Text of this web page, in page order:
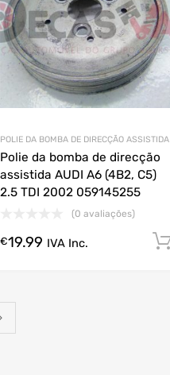
Agora!
POLIE DA BOMBA DE DIRECÇÃO ASSISTIDA
Polie da bomba de direcção
assistida AUDI A6 (4B2, C5)
2.5 TDI 2002 059145255
(0 avaliações)
€19.99 IVA Inc.